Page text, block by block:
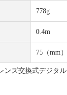
778g
0.4m
75（mm）
ンズ交換式デジタ